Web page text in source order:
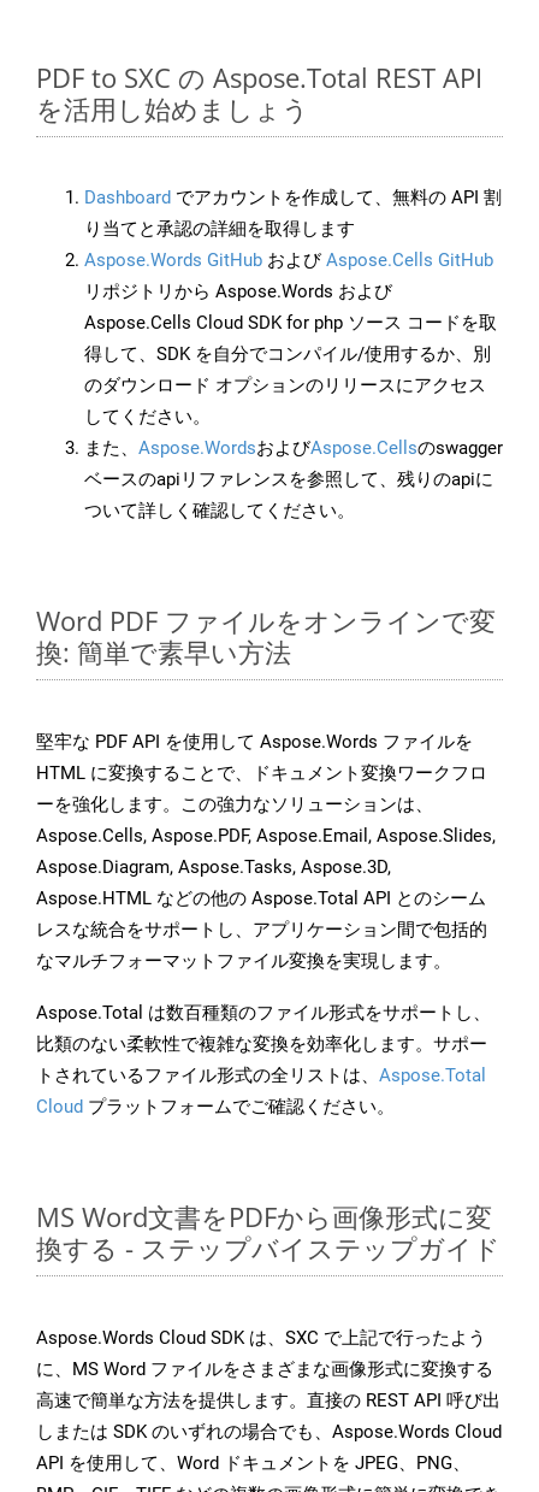
PDF to SXC の Aspose.Total REST API
を活用し始めましょう
Dashboard でアカウントを作成して、無料の API 割
り当てと承認の詳細を取得します
Aspose.Words GitHub およびAspose.Cells GitHub
リポジトリから Aspose.Words および
Aspose.Cells Cloud SDK for php ソース コードを取
得して、SDK を自分でコンパイル/使用するか、別
のダウンロード オプションのリリースにアクセス
してください。
また、 Aspose.WordsおよびAspose.Cellsのswagger
ベースのapiリファレンスを参照して、残りのapiに
ついて詳しく確認してください。
Word PDF ファイルをオンラインで変
換: 簡単で素早い方法
堅牢な PDF API を使用して Aspose.Words ファイルを
HTML に変換することで、ドキュメント変換ワークフロ
ーを強化します。この強力なソリューションは、
Aspose.Cells, Aspose.PDF, Aspose.Email, Aspose.Slides,
Aspose.Diagram, Aspose.Tasks, Aspose.3D,
Aspose.HTML などの他の Aspose.Total API とのシーム
レスな統合をサポートし、アプリケーション間で包括的
なマルチフォーマットファイル変換を実現します。
Aspose.Total は数百種類のファイル形式をサポートし、
比類のない柔軟性で複雑な変換を効率化します。サポー
トされているファイル形式の全リストは、 Aspose.Total
Cloud プラットフォームでご確認ください。
MS Word文書をPDFから画像形式に変
換する - ステップバイステップガイド
Aspose.Words Cloud SDK は、SXC で上記で行ったよう
に、MS Word ファイルをさまざまな画像形式に変換する
高速で簡単な方法を提供します。直接の REST API 呼び出
しまたは SDK のいずれの場合でも、Aspose.Words Cloud
API を使用して、Word ドキュメントを JPEG、PNG、